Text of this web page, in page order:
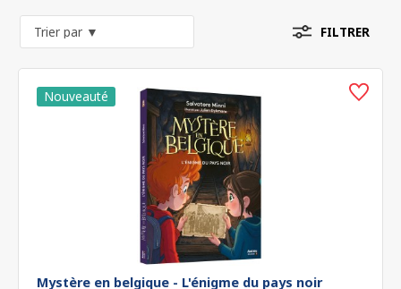
FILTRER
Mystère en belgique - L'énigme du pays noir